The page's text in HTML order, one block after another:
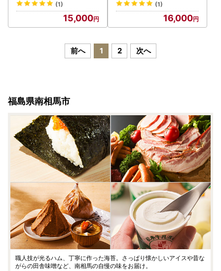
(1)
15,000
(1)
16,000
前へ 1 2 次へ
福島県南相馬市
職人技が光るハム、丁寧に作った海苔。さっぱり懐かしいアイスや昔な
がらの田舎味噌など、南相馬の自慢の味をお届け。